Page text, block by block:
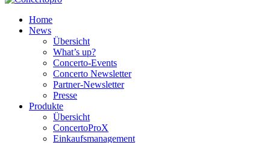
Home
News
Übersicht
What’s up?
Concerto-Events
Concerto Newsletter
Partner-Newsletter
Presse
Produkte
Übersicht
ConcertoProX
Einkaufsmanagement